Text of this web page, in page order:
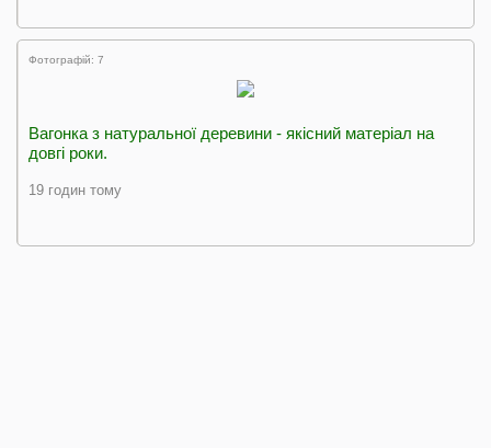
Фотографій: 7
Вагонка з натуральної деревини - якісний матеріал на
довгі роки.
19 годин тому